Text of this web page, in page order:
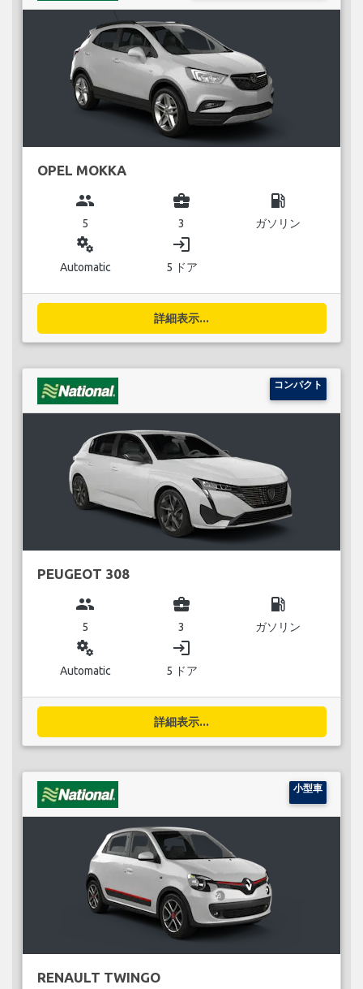
OPEL MOKKA
group
5
business_center
3
local_gas_station
ガソリン
miscellaneous_services
Automatic
login
5 ドア
詳細表示...
コンパクト
PEUGEOT 308
group
5
business_center
3
local_gas_station
ガソリン
miscellaneous_services
Automatic
login
5 ドア
詳細表示...
小型車
RENAULT TWINGO